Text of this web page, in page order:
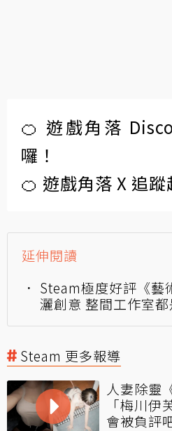
🍊 遊戲角落
囉！
🍊 遊戲角落 X 追蹤
延伸閱讀
Steam極度好評《藝
灑創意 整間工作室都
Steam 更多報導
人妻除靈
「梅川
會被負評